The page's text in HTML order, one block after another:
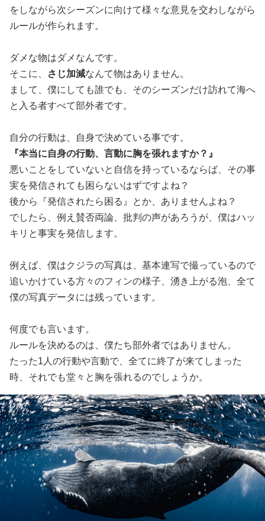
をしながら次シーズンに向けて様々な意見を交わしながら
ルールが作られます。
ダメな物はダメなんです。
そこに、
さじ加減なんて物はありません。
まして、僕にしても誰でも、そのシーズンだけ訪れて海へ
と入る者すべて部外者です。
自分の行動は、自身で決めている事です。
『本当に自身の行動、言動に胸を張れますか？』
悪いことをしていないと自信を持っているならば、その事
実を発信されても困らないはずですよね？
後から『発信されたら困る』とか、ありませんよね？
でしたら、例え賛否両論、批判の声があろうが、僕はハッ
キリと事実を発信します。
例えば、僕はクジラの写真は、基本連写で撮っているので
追いかけている方々のフィンの様子、湧き上がる泡、全て
僕の写真データには残っています。
何度でも言います。
ルールを決めるのは、僕たち部外者ではありません。
たった1人の行動や言動で、全てに終了が来てしまった
時、それでも堂々と胸を張れるのでしょうか。